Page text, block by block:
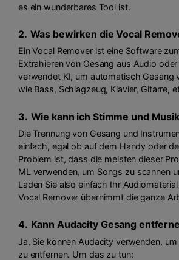
es ein wunderbares Tool ist.
2. Was bewirken die Vocal
Ein Vocal Remover ist eine Software
Extrahieren von Gesang aus Audio
verwendet KI, um automatisch Gesang
wie Bass, Schlagzeug, Klavier, Gitarre,
3. Wie kann ich Stimme und
Die Trennung von Gesang und
einfach, egal ob auf dem Handy oder
Problem ist, dass die meisten dieser
ML verwenden, um Songs zu scannen
Laden Sie also einfach Ihr
Vocal Remover übernimmt die ganze
4. Kann Audacity Gesang
Ja, Sie können Audacity verwenden,
zu entfernen. Um das zu tun: